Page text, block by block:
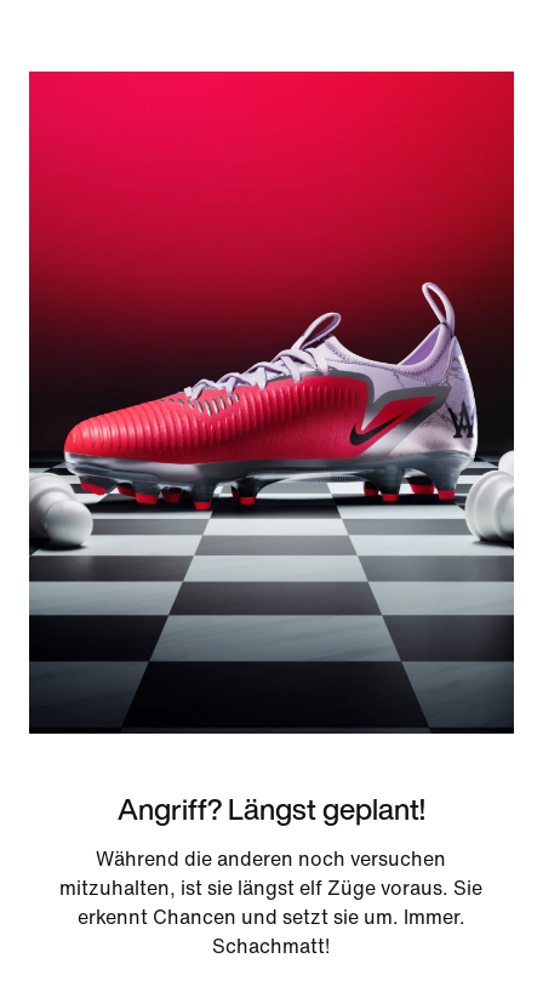
Angriff? Längst geplant!
Während die anderen noch versuchen
mitzuhalten, ist sie längst elf Züge voraus. Sie
erkennt Chancen und setzt sie um. Immer.
Schachmatt!